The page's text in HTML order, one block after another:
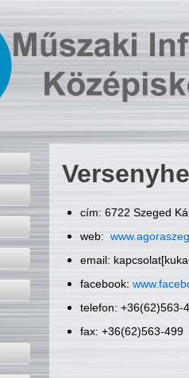
cím: 6722 Szeged
web:
email:
facebook:
telefon: +36(62)563-
fax: +36(62)563-499